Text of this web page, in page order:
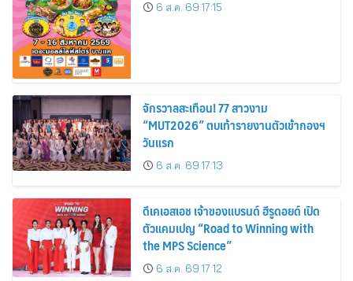
6 ส.ค. 69 17:15
จักรวาลสะเทือน! 77 สาวงาม
“MUT2026” ตบเท้ารายงานตัวเข้ากองฯ
วันแรก
6 ส.ค. 69 17:13
ดีเคเอสเอช เจ้าของแบรนด์ ฮีรูดอยด์ เปิด
ตัวแคมเปญ “Road to Winning with
the MPS Science”
6 ส.ค. 69 17:12